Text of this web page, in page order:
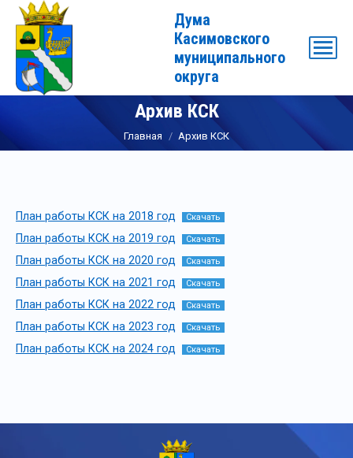
Дума
Касимовского
муниципального
округа
Архив КСК
Вы здесь:
Главная Архив КСК
План работы КСК на 2018 год Скачать
План работы КСК на 2019 год Скачать
План работы КСК на 2020 год Скачать
План работы КСК на 2021 год Скачать
План работы КСК на 2022 год Скачать
План работы КСК на 2023 год Скачать
План работы КСК на 2024 год Скачать